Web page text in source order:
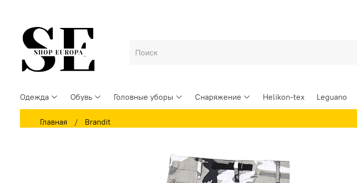
Одежда Обувь Головные уборы Снаряжение Helikon-tex Leguano
Главная Brandit